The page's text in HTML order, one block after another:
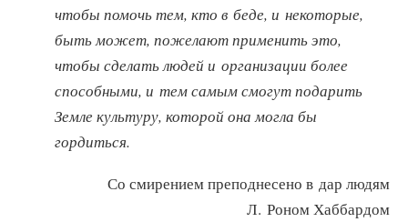
чтобы помочь тем, кто в беде, и некоторые,
быть может, пожелают применить это,
чтобы сделать людей и организации более
способными, и тем самым смогут подарить
Земле культуру, которой она могла бы
гордиться.
Со смирением преподнесено в дар людям
Л. Роном Хаббардом